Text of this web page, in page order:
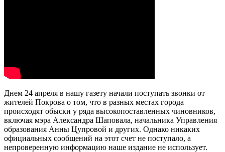
Днем 24 апреля в нашу газету начали поступать звонки от
жителей Покрова о том, что в разных местах города
происходят обыски у ряда высокопоставленных чиновников,
включая мэра Александра Шаповала, начальника Управления
образования Анны Цупровой и других. Однако никаких
официальных сообщений на этот счет не поступало, а
непроверенную информацию наше издание не использует.